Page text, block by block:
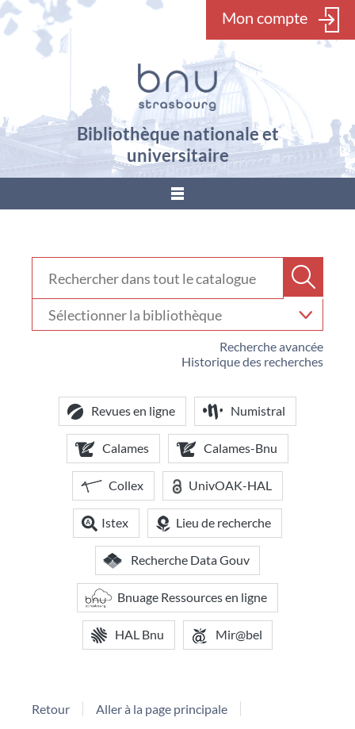
Mon compte
Bibliothèque nationale et
universitaire
???
Recherche avancée
Historique des recherches
votre
bibliothèque
Revues en ligne Numistral
Calames Calames-Bnu
Collex UnivOAK-HAL
Istex Lieu de recherche
Recherche Data Gouv
Bnuage Ressources en ligne
HAL Bnu Mir@bel
Retour Aller à la page principale